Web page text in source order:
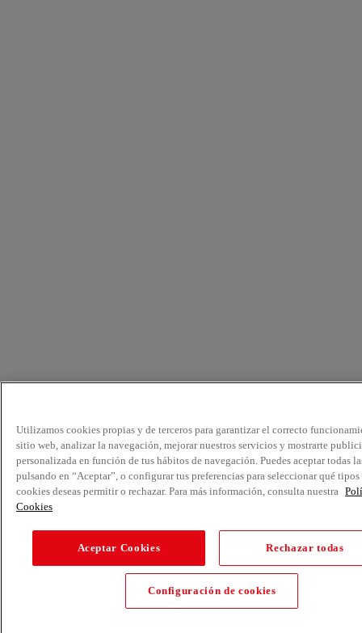
Utilizamos cookies propias y de terceros para garantizar el correcto
sitio web, analizar la navegación, mejorar nuestros servicios y mostrarte
personalizada en función de tus hábitos de navegación. Puedes aceptar todas
pulsando en “Aceptar”, o configurar tus preferencias para seleccionar qué tipos
cookies deseas permitir o rechazar. Para más información, consulta nuestra
Cookies
Aceptar Cookies Rechazar todas
Configuración de cookies